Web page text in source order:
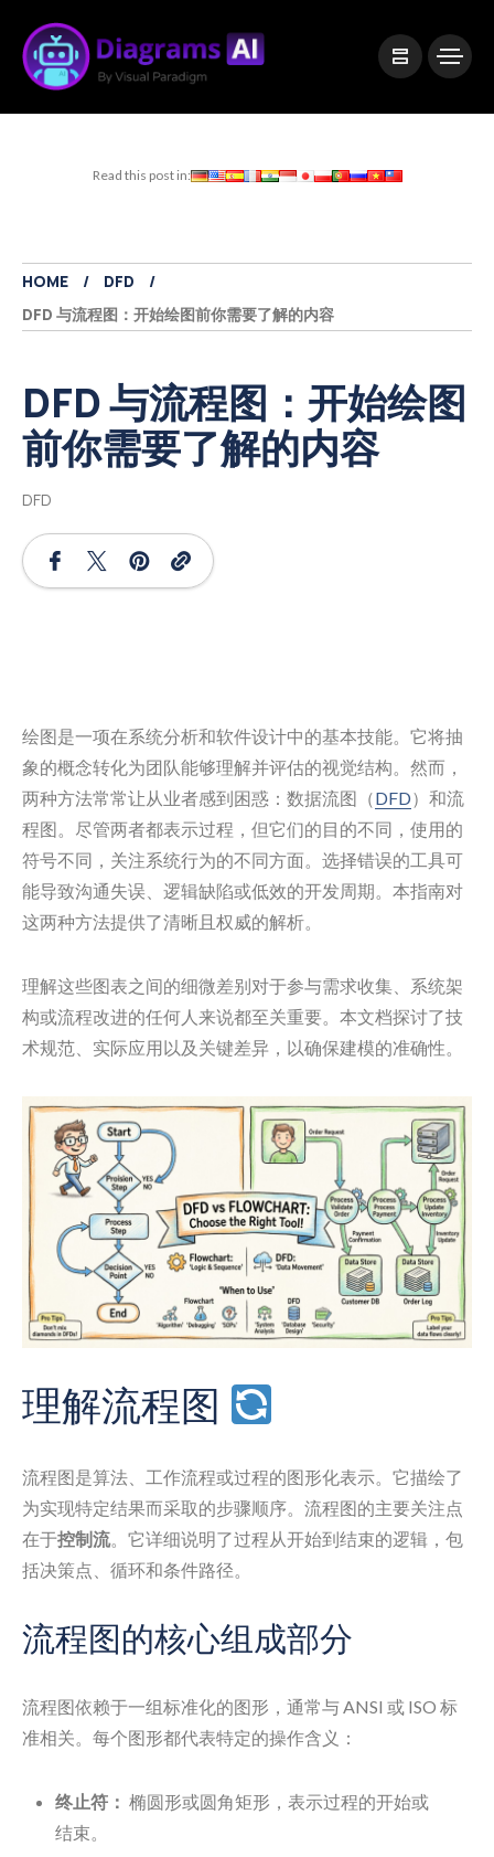
Read this post in:
HOME
DFD
DFD 与流程图：开始绘图前你需要了解的内容
DFD 与流程图：开始绘图
前你需要了解的内容
DFD
绘图是一项在系统分析和软件设计中的基本技能。它将抽
象的概念转化为团队能够理解并评估的视觉结构。然而，
两种方法常常让从业者感到困惑：数据流图（DFD）和流
程图。尽管两者都表示过程，但它们的目的不同，使用的
符号不同，关注系统行为的不同方面。选择错误的工具可
能导致沟通失误、逻辑缺陷或低效的开发周期。本指南对
这两种方法提供了清晰且权威的解析。
理解这些图表之间的细微差别对于参与需求收集、系统架
构或流程改进的任何人来说都至关重要。本文档探讨了技
术规范、实际应用以及关键差异，以确保建模的准确性。
理解流程图
流程图是算法、工作流程或过程的图形化表示。它描绘了
为实现特定结果而采取的步骤顺序。流程图的主要关注点
在于控制流。它详细说明了过程从开始到结束的逻辑，包
括决策点、循环和条件路径。
流程图的核心组成部分
流程图依赖于一组标准化的图形，通常与 ANSI 或 ISO 标
准相关。每个图形都代表特定的操作含义：
终止符： 椭圆形或圆角矩形，表示过程的开始或
结束。